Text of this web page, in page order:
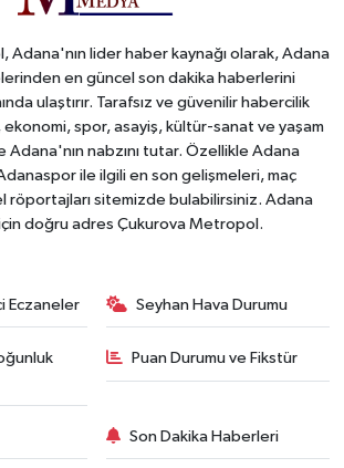
Adana'nın lider haber kaynağı olarak, Adana
en güncel son dakika haberlerini
ulaştırır. Tarafsız ve güvenilir habercilik
ekonomi, spor, asayiş, kültür-sanat ve yaşam
nabzını tutar. Özellikle Adana
ile ilgili en son gelişmeleri, maç
röportajları sitemizde bulabilirsiniz. Adana
doğru adres Çukurova Metropol.
Eczaneler Seyhan Hava Durumu
Puan Durumu ve Fikstür
Son Dakika Haberleri